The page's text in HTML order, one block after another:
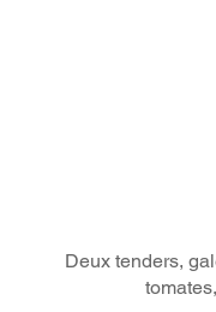
Deux tenders,